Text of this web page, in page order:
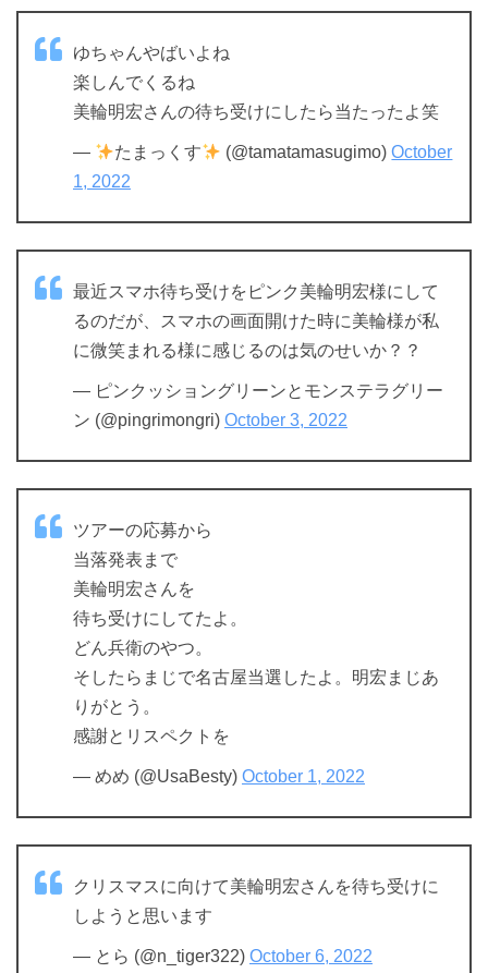
ゆちゃんやばいよね
楽しんでくるね
美輪明宏さんの待ち受けにしたら当たったよ笑
— たまっくす (@tamatamasugimo)October
1, 2022
最近スマホ待ち受けをピンク美輪明宏様にして
るのだが、スマホの画面開けた時に美輪様が私
に微笑まれる様に感じるのは気のせいか？？
— ピンクッショングリーンとモンステラグリー
ン (@pingrimongri) October 3, 2022
ツアーの応募から
当落発表まで
美輪明宏さんを
待ち受けにしてたよ。
どん兵衛のやつ。
そしたらまじで名古屋当選したよ。明宏まじあ
りがとう。
感謝とリスペクトを
— めめ (@UsaBesty) October 1, 2022
クリスマスに向けて美輪明宏さんを待ち受けに
しようと思います
— とら (@n_tiger322) October 6, 2022